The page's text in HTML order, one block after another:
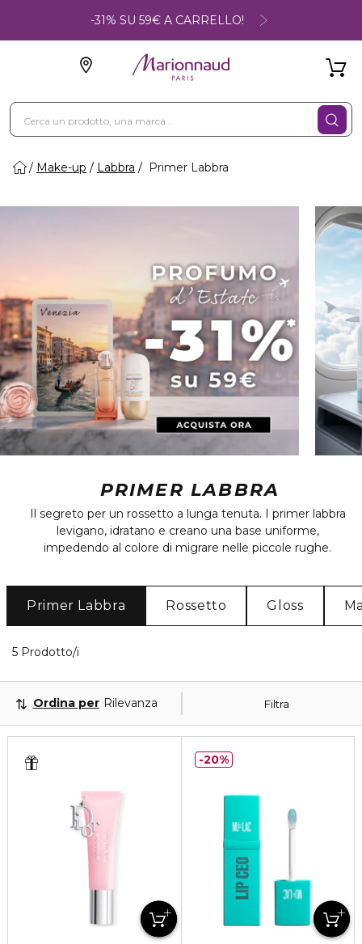
-31% SU 59€ A CARRELLO!
Make-up Labbra Primer Labbra
PRIMER LABBRA
Il segreto per un rossetto a lunga tenuta. I primer labbra
levigano, idratano e creano una base uniforme,
impedendo al colore di migrare nelle piccole rughe.
Primer Labbra Rossetto Gloss
5 Prodotto/i
Filtra
Ordina per Rilevanza
20%